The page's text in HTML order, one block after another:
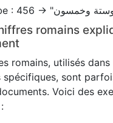
romains
romains, utilisés dans
sont
Voici des